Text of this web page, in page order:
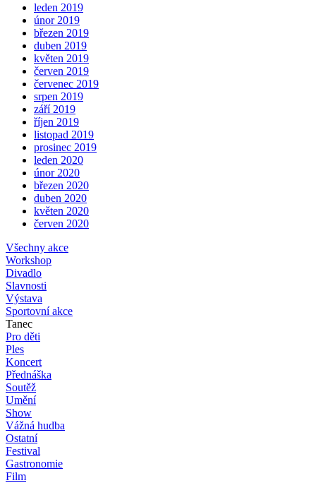
leden 2019
únor 2019
březen 2019
duben 2019
květen 2019
červen 2019
červenec 2019
srpen 2019
září 2019
říjen 2019
listopad 2019
prosinec 2019
leden 2020
únor 2020
březen 2020
duben 2020
květen 2020
červen 2020
Všechny akce
Workshop
Divadlo
Slavnosti
Výstava
Sportovní akce
Tanec
Pro děti
Ples
Koncert
Přednáška
Soutěž
Umění
Show
Vážná hudba
Ostatní
Festival
Gastronomie
Film